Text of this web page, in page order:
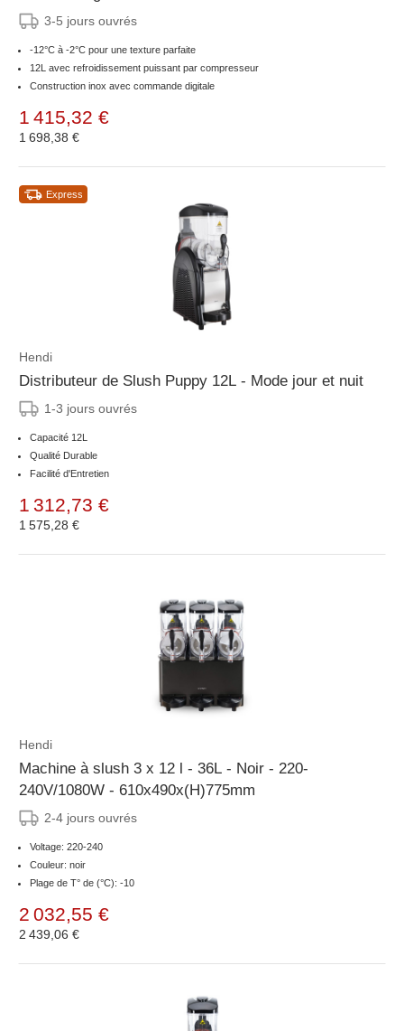
3-5 jours ouvrés
-12°C à -2°C pour une texture parfaite
12L avec refroidissement puissant par compresseur
Construction inox avec commande digitale
1 415,32 €
1 698,38 €
Express
Hendi
Distributeur de Slush Puppy 12L - Mode jour et nuit
1-3 jours ouvrés
Capacité 12L
Qualité Durable
Facilité d'Entretien
1 312,73 €
1 575,28 €
Hendi
Machine à slush 3 x 12 l - 36L - Noir - 220-
240V/1080W - 610x490x(H)775mm
2-4 jours ouvrés
Voltage: 220-240
Couleur: noir
Plage de T° de (°C): -10
2 032,55 €
2 439,06 €